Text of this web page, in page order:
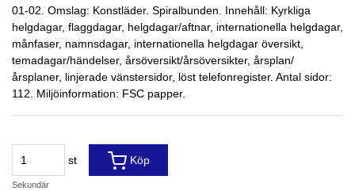
01-02. Omslag: Konstläder. Spiralbunden. Innehåll: Kyrkliga
helgdagar, flaggdagar, helgdagar/aftnar, internationella helgdagar,
månfaser, namnsdagar, internationella helgdagar översikt,
temadagar/händelser, årsöversikt/årsöversikter, årsplan/
årsplaner, linjerade vänstersidor, löst telefonregister. Antal sidor:
112. Miljöinformation: FSC papper.
st
Sekundär
Köp